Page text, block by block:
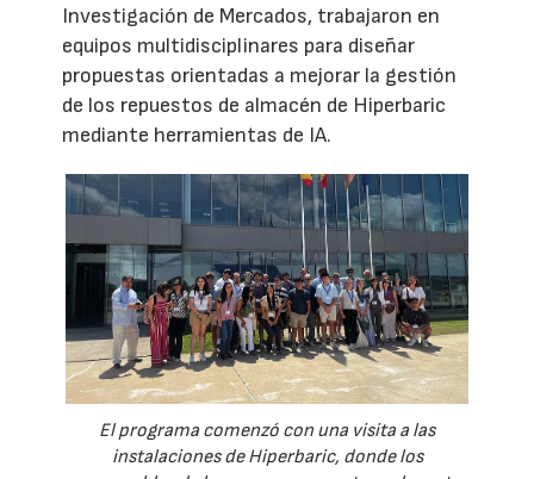
Investigación de Mercados, trabajaron en
equipos multidisciplinares para diseñar
propuestas orientadas a mejorar la gestión
de los repuestos de almacén de Hiperbaric
mediante herramientas de IA.
El programa comenzó con una visita a las
instalaciones de Hiperbaric, donde los